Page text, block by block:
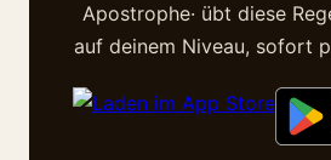
Apostrophe· übt diese
auf deinem Niveau, sofort